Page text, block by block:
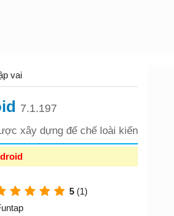
vai
7.1.197
xây dựng đế chế loài kiến
5 (1)